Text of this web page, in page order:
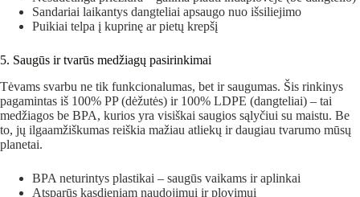
Sandariai laikantys dangteliai apsaugo nuo išsiliejimo
Puikiai telpa į kuprinę ar pietų krepšį
5. Saugūs ir tvarūs medžiagų pasirinkimai
Tėvams svarbu ne tik funkcionalumas, bet ir saugumas. Šis rinkinys
pagamintas iš 100% PP (dėžutės) ir 100% LDPE (dangteliai) – tai
medžiagos be BPA, kurios yra visiškai saugios sąlyčiui su maistu. Be
to, jų ilgaamžiškumas reiškia mažiau atliekų ir daugiau tvarumo mūsų
planetai.
BPA neturintys plastikai – saugūs vaikams ir aplinkai
Atsparūs kasdieniam naudojimui ir plovimui